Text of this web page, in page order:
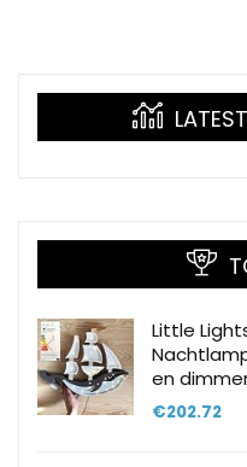
Little
en
€202.72